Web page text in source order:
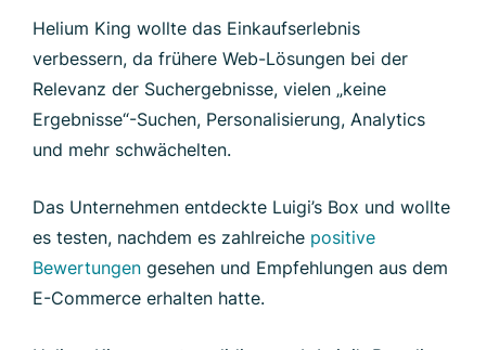
Helium King wollte das Einkaufserlebnis
verbessern, da frühere Web-Lösungen bei der
Relevanz der Suchergebnisse, vielen „keine
Ergebnisse“-Suchen, Personalisierung, Analytics
und mehr schwächelten.
Das Unternehmen entdeckte Luigi’s Box und wollte
es testen, nachdem es zahlreiche positive
Bewertungen gesehen und Empfehlungen aus dem
E-Commerce erhalten hatte.